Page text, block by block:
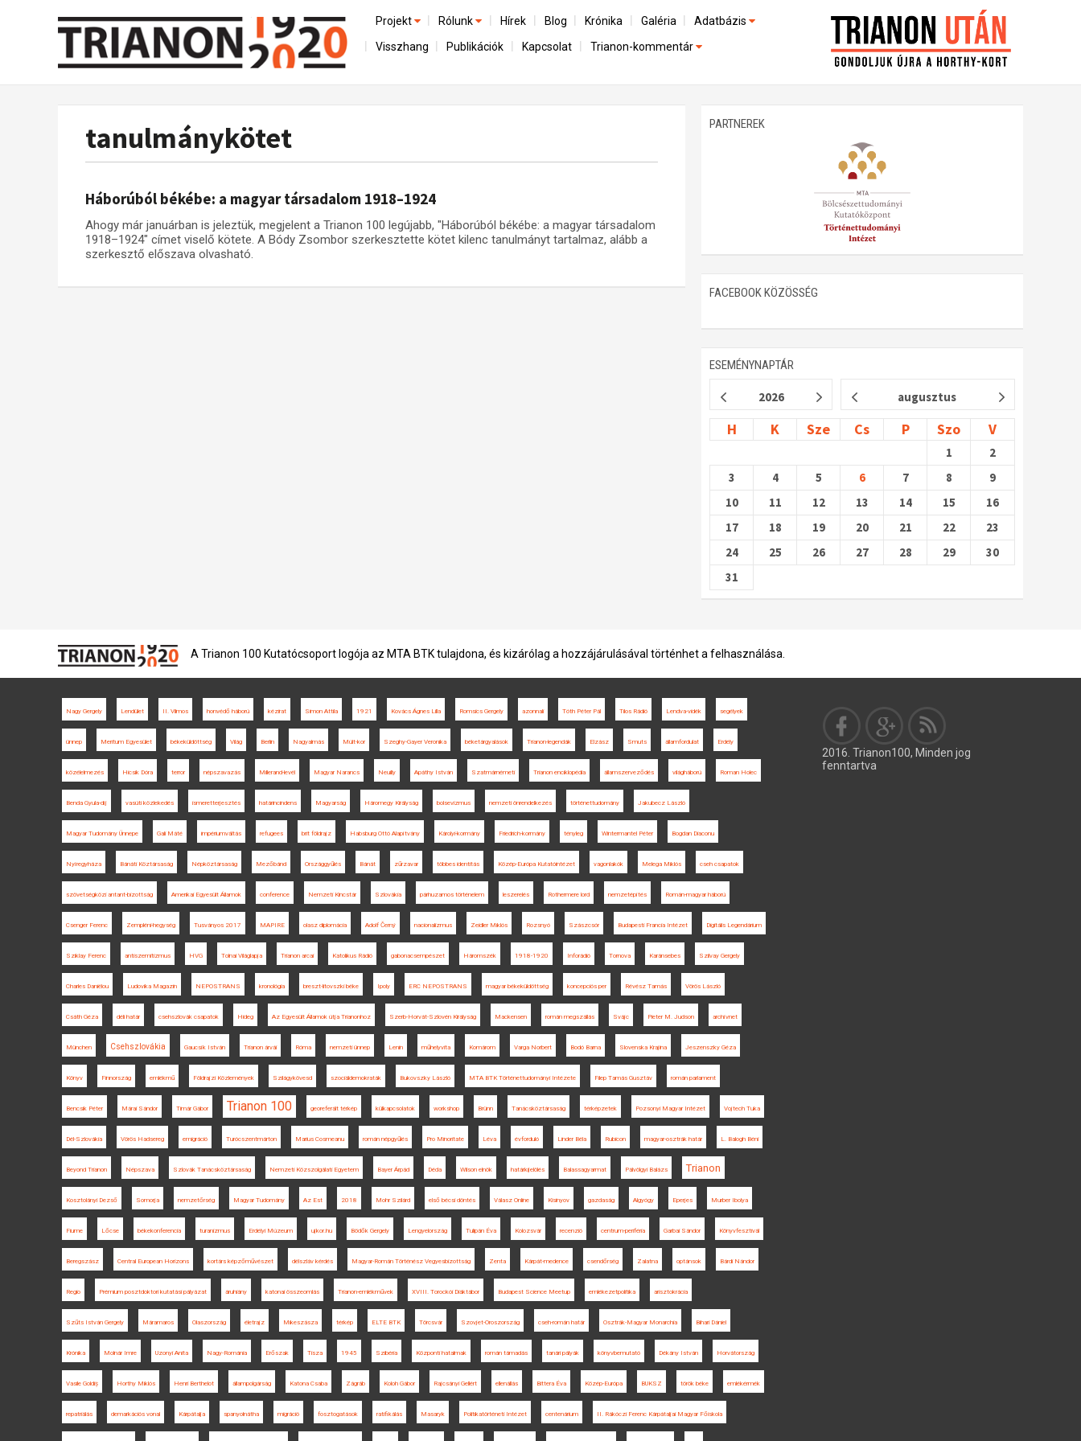
Projekt
Előzmények
Az összeomlás és a magyar társadalom
Utókor és emlékezet
Rólunk
A kutatócsoport működéséről
Hírek Blog Krónika Galéria Adatbázis
Emlékművek (feltöltés alatt)
Visszhang Publikációk Kapcsolat Trianon-kommentár
tanulmánykötet
Háborúból békébe: a magyar társadalom 1918–1924
Ahogy már januárban is jeleztük, megjelent a Trianon 100 legújabb, "Háborúból békébe: a magyar társadalom
1918–1924" címet viselő kötete. A Bódy Zsombor szerkesztette kötet kilenc tanulmányt tartalmaz, alább a
szerkesztő előszava olvasható.
PARTNEREK
FACEBOOK KÖZÖSSÉG
ESEMÉNYNAPTÁR
2026 augusztus
H K Sze Cs P Szo V
1
2
3
4 5 6 7 8
9
10
11 12 13 14 15
16
17
18 19 20 21 22
23
24
25 26 27 28 29
30
31
A Trianon 100 Kutatócsoport logója az MTA BTK tulajdona, és kizárólag a hozzájárulásával történhet a felhasználása.
Nagy Gergely Lendület II. Vilmos honvédő háború kézirat Simon Attila 1921 Kovács Ágnes Lilla Romsics Gergely azonnali Tóth Péter Pál Tilos Rádió Lendva-vidék segélyek
ünnep Meritum Egyesület békeküldöttség Világ Berlin Nagyalmás Múlt-kor Szeghy-Gayer Veronika béketárgyalások Trianon-legendák Elzász Smuts államfordulat Erdély
közélelmezés Hicsik Dóra terror népszavazás Millerand-levél Magyar Narancs Neuilly Apáthy István Szatmárnémeti Trianon enciklopédia államszerveződés világháború Roman Holec
Benda Gyula-díj vasúti közlekedés ismeretterjesztés határincindens Magyarság Háromegy Királyság bolsevizmus nemzeti önrendelkezés történettudomány Jakubecz László
Magyar Tudomány Ünnepe Gali Máté impériumváltás refugees brit földrajz Habsburg Ottó Alapítvány Károlyi-kormány Friedrich-kormány tényleg Wintermantel Péter Bogdan Diaconu
Nyíregyháza Bánáti Köztársaság Népköztársaság Mezőbánd Országgyűlés Bánát zűrzavar többes identitás Közép-Európa Kutatóintézet vagonlakók Melega Miklós cseh csapatok
szövetségközi antant-bizottság Amerikai Egyesült Államok conference Nemzeti Kincstár Szlovákia párhuzamos történelem leszerelés Rothermere lord nemzetépítés Román-magyar háború
Csenger Ferenc Zempléni-hegység Tusványos 2017 MAPIRE olasz diplomácia Adolf Černý nacionalizmus Zeidler Miklós Rozsnyó Szászcsór Budapesti Francia Intézet Digitális Legendárium
Sziklay Ferenc antiszemitizmus HVG Tolnai Világlapja Trianon arcai Katolikus Rádió gabonacsempészet Háromszék 1918-1920 Inforádió Tornova Karánsebes Szilvay Gergely
Charles Daniélou Ludovika Magazin NEPOSTRANS kronológia breszt-litovszki béke Ipoly ERC NEPOSTRANS magyar békeküldöttség koncepciós per Révész Tamás Vörös László
Csáth Géza déli határ csehszlovák csapatok Hideg Az Egyesült Államok útja Trianonhoz Szerb-Horvát-Szlovén Királyság Mackensen román megszállás Svájc Pieter M. Judson archívnet
München Csehszlovákia Gaucsík István Trianon árvái Róma nemzeti ünnep Lenin műhelyvita Komárom Varga Norbert Bodó Barna Slovenska Krajina Jeszenszky Géza
Könyv Finnország emlékmű Földrajzi Közlemények Szilágykövesd szociáldemokraták Bukovszky László MTA BTK Történettudományi Intézete Filep Tamás Gusztáv román parlament
Bencsik Péter Márai Sándor Timár Gábor Trianon 100 georeferált térkép külkapcsolatok workshop Brünn Tanácsköztársaság térképzetek Pozsonyi Magyar Intézet Vojtech Tuka
Dél-Szlovákia Vörös Hadsereg emigráció Turócszentmárton Marius Cosmeanu román népgyűlés Pro Minoritate Léva évforduló Linder Béla Rubicon magyar-osztrák határ L. Balogh Béni
Beyond Trianon Népszava Szlovák Tanácsköztársaság Nemzeti Közszolgálati Egyetem Bayer Árpád Déda Wilson elnök határkijelölés Balassagyarmat Pálvölgyi Balázs Trianon
Kosztolányi Dezső Somorja nemzetőrség Magyar Tudomány Az Est 2018 Mohr Szilárd első bécsi döntés Válasz Online Kisinyov gazdaság Algyógy Eperjes Murber Ibolya
Fiume Lőcse békekonferencia turanizmus Erdélyi Múzeum ujkor.hu Bödők Gergely Lengyelország Tulipán Éva Kolozsvár recenzió centrum-periféria Garbai Sándor Könyvfesztivál
Beregszász Central European Horizons kortárs képzőművészet délszláv kérdés Magyar-Román Történész Vegyesbizottság Zenta Kárpát-medence csendőrség Zalatna optánsok Bárdi Nándor
Regio Prémium posztdoktori kutatási pályázat áruhiány katonai összeomlás Trianon-emlékművek XVIII. Torockói Diáktábor Budapest Science Meetup emlékezetpolitika arisztokrácia
Szűts István Gergely Máramaros Olaszország életrajz Mikeszásza térkép ELTE BTK Törcsvár Szovjet-Oroszország cseh-román határ Osztrák-Magyar Monarchia Bihari Dániel
Krónika Molnár Imre Uzonyi Anita Nagy-Románia Erőszak Tisza 1945 Szibéria Központi hatalmak román támadás tanári pályák könyvbemutató Dékány István Horvátország
Vasile Goldiș Horthy Miklós Henri Berthelot állampolgárság Katona Csaba Zágráb Koloh Gábor Rajcsányi Gellért ellenállás Bittera Éva Közép-Európa BUKSZ török béke emlékérmék
repatriálás demarkációs vonal Kárpátalja spanyolnátha migráció fosztogatások ratifikálás Masaryk Politikatörténeti Intézet centenárium II. Rákóczi Ferenc Kárpátaljai Magyar Főiskola
2016. Trianon100, Minden jog
fenntartva